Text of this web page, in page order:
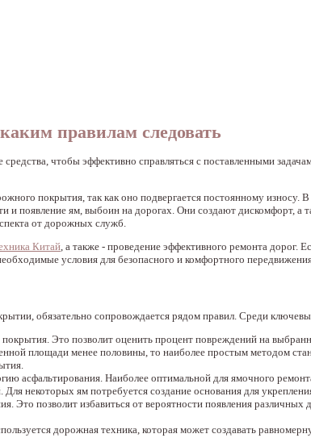
правилам следовать
чтобы эффективно справляться с поставленными
покрытия, так как оно подвергается постоянному износу.
и появление ям, выбоин на дорогах. Они создают дискомфорт, а
от дорожных служб.
Китай , а также - проведение эффективного ремонта дорог.
условия для безопасного и комфортного
обязательно сопровождается рядом правил. Среди
Это позволит оценить процент повреждений на
площади менее половины, то наиболее простым методом
асфальтирования. Наиболее оптимальной для ямочного
некоторых ям потребуется создание основания для
Это позволит избавиться от вероятности появления различных
дорожная техника, которая может создавать